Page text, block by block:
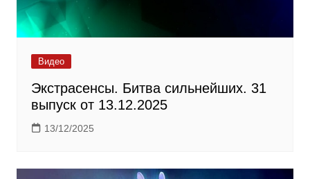
Видео
Экстрасенсы. Битва сильнейших. 31
выпуск от 13.12.2025
13/12/2025